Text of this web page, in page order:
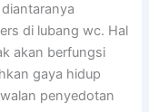
di lubang wc. Hal
akan berfungsi
gaya hidup
penyedotan